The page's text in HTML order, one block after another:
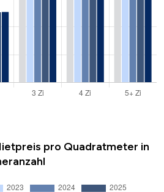
pro Quadratmeter in